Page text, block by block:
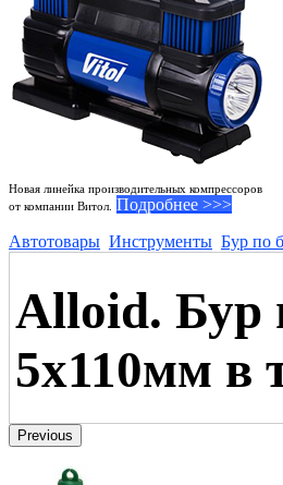
Новая линейка производительных компрессоров
от компании Витол.
Подробнее >>>
Автотовары Инструменты Бур по
Alloid. Бур
5x110мм в